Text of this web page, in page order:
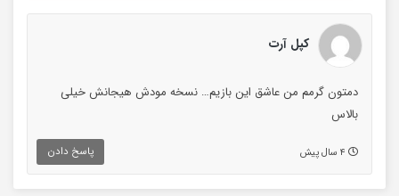
کپل آرت
دمتون گرمم من عاشق این بازیم… نسخه مودش هیجانش خیلی
بالاس
پاسخ دادن